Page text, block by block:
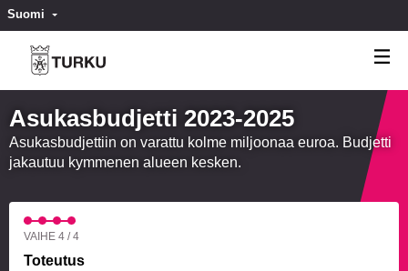
Suomi Valitse kieli
Asukasbudjetti 2023-2025
Asukasbudjettiin on varattu kolme miljoonaa euroa. Budjetti
jakautuu kymmenen alueen kesken.
VAIHE 4 / 4
Toteutus